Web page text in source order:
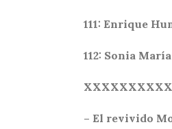
111: Enrique
112: Sonia
– El revivido